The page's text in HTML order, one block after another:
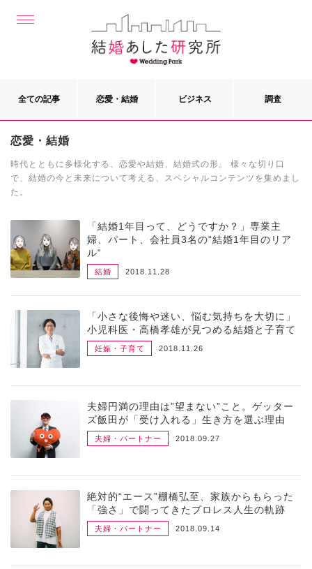
全ての記事 恋愛・結婚 ビジネス 調査
恋愛・結婚
時代とともに多様化する、恋愛や結婚、結婚式の形。 様々な切り口
で、結婚の今と未来について考える、スペシャルコンテンツを集めまし
た。
「結婚1年目って、どうですか？」専業主
婦、パート、会社員3名の“結婚1年目のリア
ル“
結婚 2018.11.28
「小さな後悔や迷い、悩む気持ちを大切に」
小児科医・高橋孝雄が見つめる結婚と子育て
妊娠・子育て 2018.11.26
夫婦円満の理由は”望まない”こと。ゲッター
ズ飯田が「受け入れる」生き方を選ぶ理由
夫婦・パートナー 2018.09.27
絶対的“エース”棚橋弘至、家族からもらった
「強さ」で闘ってきたプロレス人生の軌跡
夫婦・パートナー 2018.09.14